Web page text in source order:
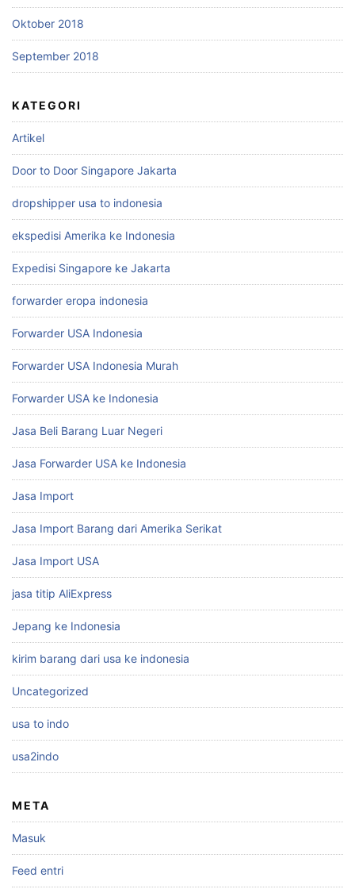
Oktober 2018
September 2018
KATEGORI
Artikel
Door to Door Singapore Jakarta
dropshipper usa to indonesia
ekspedisi Amerika ke Indonesia
Expedisi Singapore ke Jakarta
forwarder eropa indonesia
Forwarder USA Indonesia
Forwarder USA Indonesia Murah
Forwarder USA ke Indonesia
Jasa Beli Barang Luar Negeri
Jasa Forwarder USA ke Indonesia
Jasa Import
Jasa Import Barang dari Amerika Serikat
Jasa Import USA
jasa titip AliExpress
Jepang ke Indonesia
kirim barang dari usa ke indonesia
Uncategorized
usa to indo
usa2indo
META
Masuk
Feed entri